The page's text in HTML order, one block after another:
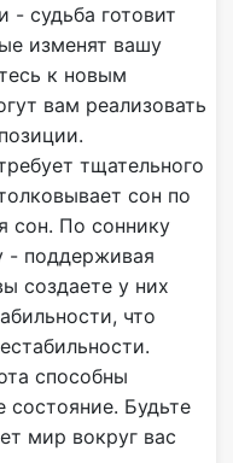
- судьба готовит
изменят вашу
к новым
вам реализовать
тщательного
сон по
сон. По соннику
- поддерживая
создаете у них
что
способны
состояние. Будьте
мир вокруг вас